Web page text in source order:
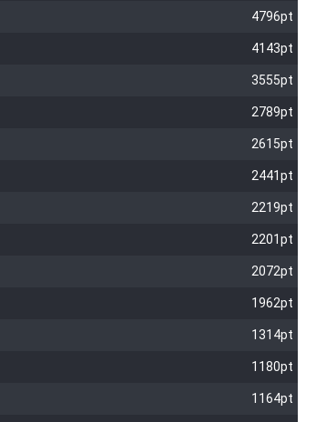
4796pt
4143pt
3555pt
2789pt
2615pt
2441pt
2219pt
2201pt
2072pt
1962pt
1314pt
1180pt
1164pt